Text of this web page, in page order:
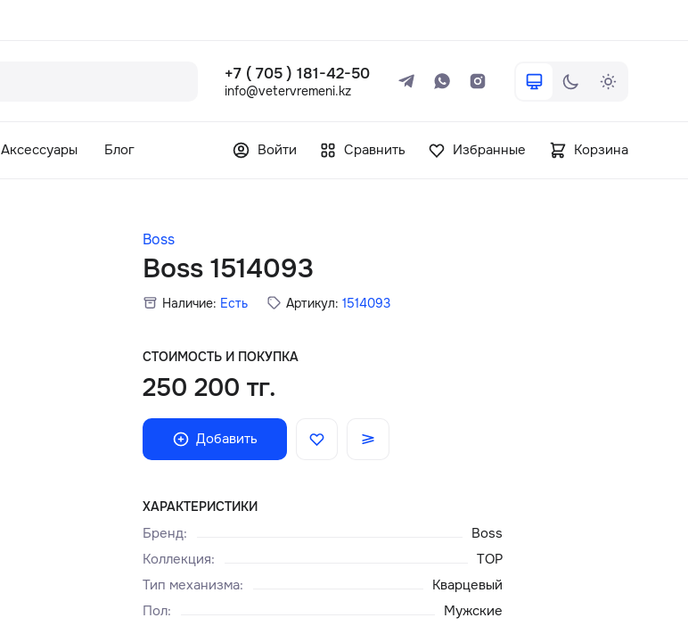
+7 ( 705 ) 181-42-50
info@vetervremeni.kz
Аксессуары Блог Войти Сравнить Избранные Корзина
Boss
Boss 1514093
Наличие: Есть Артикул: 1514093
СТОИМОСТЬ И ПОКУПКА
250 200 тг.
Добавить
ХАРАКТЕРИСТИКИ
Бренд:
Boss
Коллекция:
TOP
Тип механизма:
Кварцевый
Пол:
Мужские
+7 ( 705 ) 181-42-50